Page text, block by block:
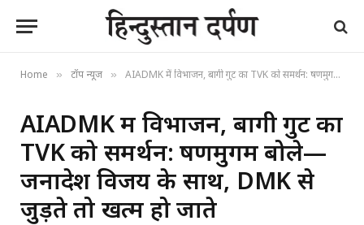
Home » टॉप न्यूज » AIADMK में विभाजन, बागी गुट का TVK को समर्थन: षणमुगम बोले—जनादेश विजय के साथ, DMK से जुड़ते तो खत्म हो जाते
AIADMK में विभाजन, बागी गुट का
TVK को समर्थन: षणमुगम बोले—
जनादेश विजय के साथ, DMK से
जुड़ते तो खत्म हो जाते